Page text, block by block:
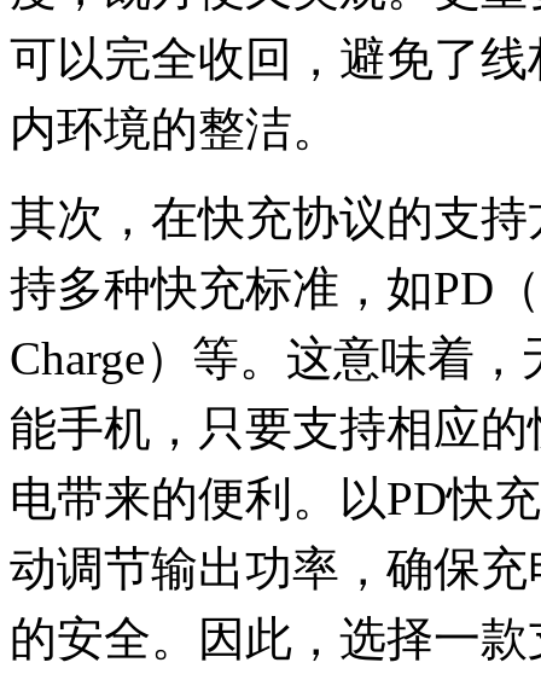
可以完全收回，避免了
内环境的整洁。
其次，在快充协议的支
持多种快充标准，如PD
Charge）等。这意味着
能手机，只要支持相应
电带来的便利。以PD快
动调节输出功率，确保
的安全。因此，选择一